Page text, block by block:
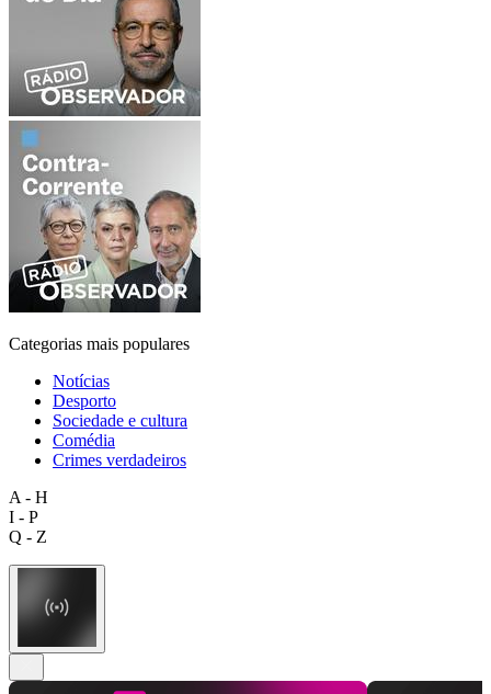
Categorias mais populares
Notícias
Desporto
Sociedade e cultura
Comédia
Crimes verdadeiros
A - H
I - P
Q - Z